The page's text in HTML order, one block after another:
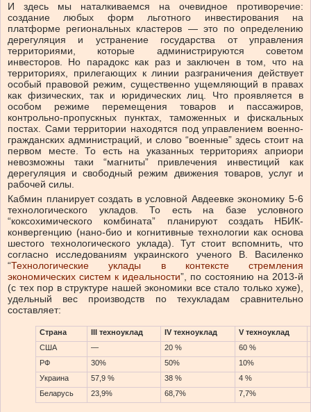
И здесь мы наталкиваемся на очевидное противоречие:
создание любых форм льготного инвестирования на
платформе региональных кластеров — это по определению
дерегуляция и устранение государства от управления
территориями, которые администрируются советом
инвесторов. Но парадокс как раз и заключен в том, что на
территориях, прилегающих к линии разграничения действует
особый правовой режим, существенно ущемляющий в правах
как физических, так и юридических лиц. Что проявляется в
особом режиме перемещения товаров и пассажиров,
контрольно-пропускных пунктах, таможенных и фискальных
постах. Сами территории находятся под управлением военно-
гражданских администраций, и слово “военные” здесь стоит на
первом месте. То есть на указанных территориях априори
невозможны таки “магниты” привлечения инвестиций как
дерегуляция и свободный режим движения товаров, услуг и
рабочей силы.
Кабмин планирует создать в условной Авдеевке экономику 5-6
технологического укладов. То есть на базе условного
“коксохимического комбината” планируют создать НБИК-
конвергенцию (нано-био и когнитивные технологии как основа
шестого технологического уклада). Тут стоит вспомнить, что
согласно исследованиям украинского ученого В. Василенко
“Технологические уклады в контексте стремления
экономических систем к идеальности”, по состоянию на 2013-й
(с тех пор в структуре нашей экономики все стало только хуже),
удельный вес производств по техукладам сравнительно
составляет:
Страна III техноуклад IV техноуклад
V техноуклад
США
— 20 %
60 %
РФ
30% 50%
10%
Украина
57,9 % 38 %
4 %
Беларусь
23,9% 68,7% 7,7%